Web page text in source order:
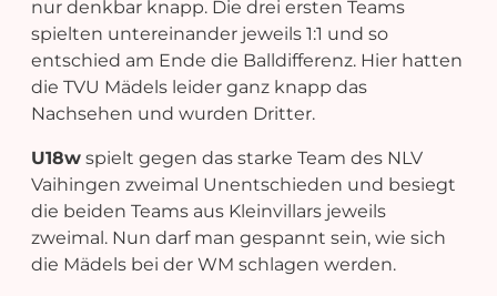
nur denkbar knapp. Die drei ersten Teams
spielten untereinander jeweils 1:1 und so
entschied am Ende die Balldifferenz. Hier hatten
die TVU Mädels leider ganz knapp das
Nachsehen und wurden Dritter.
U18w spielt gegen das starke Team des NLV
Vaihingen zweimal Unentschieden und besiegt
die beiden Teams aus Kleinvillars jeweils
zweimal. Nun darf man gespannt sein, wie sich
die Mädels bei der WM schlagen werden.